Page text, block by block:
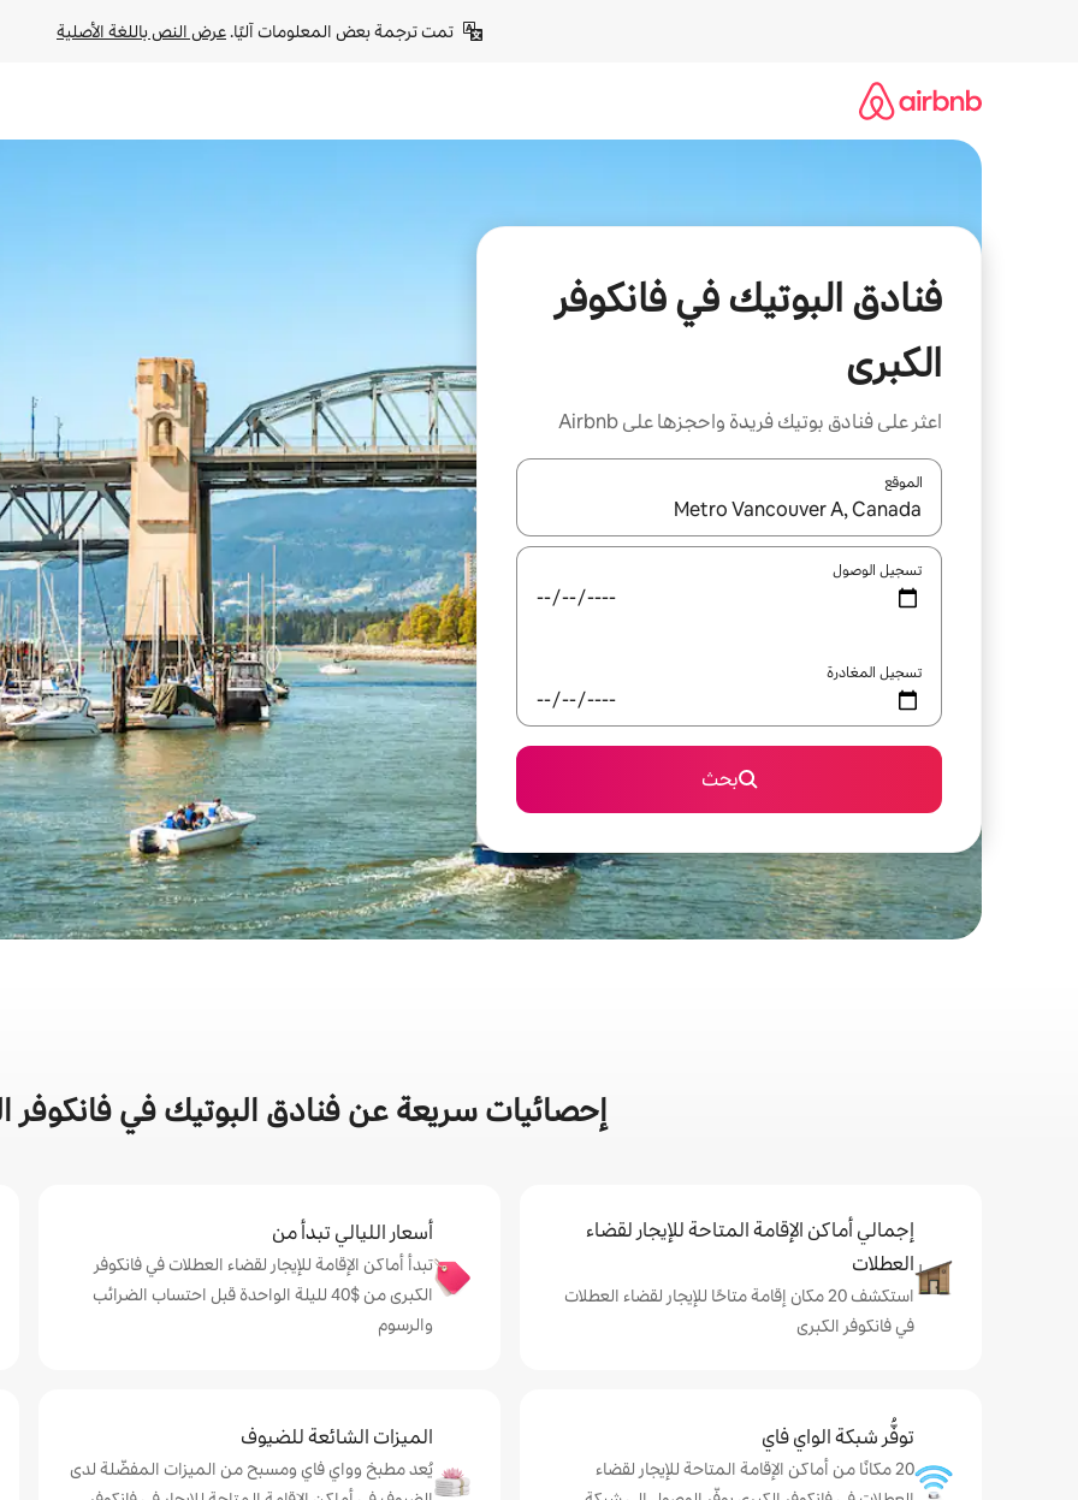
تمت ترجمة بعض المعلومات آليًا. عرض النص باللغة الأصلية
فنادق البوتيك في فانكوفر
الكبرى
اعثر على فنادق بوتيك فريدة واحجزها على Airbnb
الموقع
عند توفر النتائج، انتقل باستخدام السهمين لأعلى ولأسفل أو استكشف عن طريق اللمس أو السحب.
تسجيل الوصول
تسجيل المغادرة
بحث
إحصائيات سريعة عن فنادق البوتيك في فانكوفر
إجمالي أماكن الإقامة المتاحة للإيجار لقضاء
العطلات
استكشف 20 مكان إقامة متاحًا للإيجار لقضاء العطلات
في فانكوفر الكبرى
أسعار الليالي تبدأ من
تبدأ أماكن الإقامة للإيجار لقضاء العطلات في فانكوفر
الكبرى من $‏40 لليلة الواحدة قبل احتساب الضرائب
والرسوم
توفُّر شبكة الواي فاي
20 مكانًا من أماكن الإقامة المتاحة للإيجار لقضاء
الميزات الشائعة للضيوف
يُعد مطبخ وواي فاي ومسبح من الميزات المفضّلة لدى